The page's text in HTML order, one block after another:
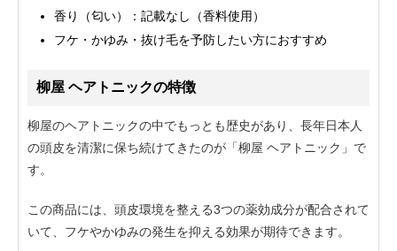
香り（匂い）：記載なし（香料使用）
フケ・かゆみ・抜け毛を予防したい方におすすめ
柳屋 ヘアトニックの特徴
柳屋のヘアトニックの中でもっとも歴史があり、長年日本人
の頭皮を清潔に保ち続けてきたのが「柳屋 ヘアトニック」で
す。
この商品には、頭皮環境を整える3つの薬効成分が配合されて
いて、フケやかゆみの発生を抑える効果が期待できます。